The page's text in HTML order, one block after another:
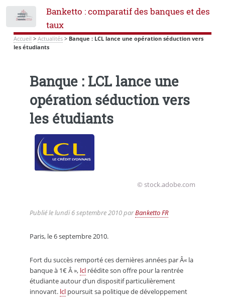
Banketto : comparatif des banques et des
taux
Accueil > Actualités> Banque : LCL lance une opération séduction vers
les étudiants
Banque : LCL lance une
opération séduction vers
les étudiants
© stock.adobe.com
Publié lelundi 6 septembre 2010parBanketto FR
Paris, le 6 septembre 2010.
Fort du succès remporté ces dernières années par Â« la
banque à 1€ Â », lclréédite son offre pour la rentrée
étudiante autour d’un dispositif particulièrement
innovant. lclpoursuit sa politique de développement